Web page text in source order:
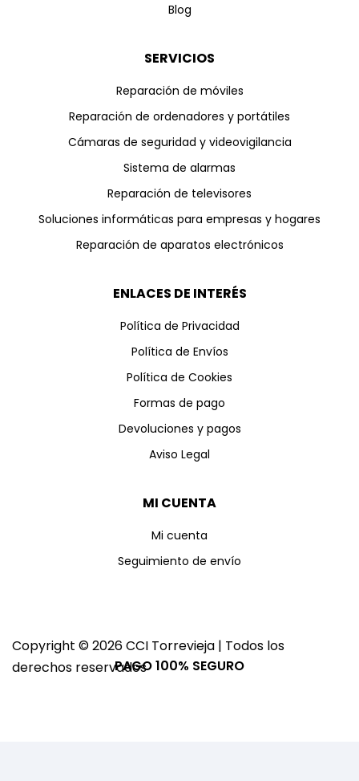
Blog
SERVICIOS
Reparación de móviles
Reparación de ordenadores y portátiles
Cámaras de seguridad y videovigilancia
Sistema de alarmas
Reparación de televisores
Soluciones informáticas para empresas y hogares
Reparación de aparatos electrónicos
ENLACES DE INTERÉS
Política de Privacidad
Política de Envíos
Política de Cookies
Formas de pago
Devoluciones y pagos
Aviso Legal
MI CUENTA
Mi cuenta
Seguimiento de envío
Copyright © 2026 CCI Torrevieja | Todos los
derechos reservadosPAGO 100% SEGURO